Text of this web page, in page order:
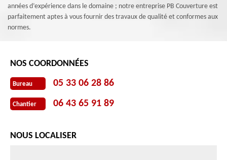
années d’expérience dans le domaine ; notre entreprise PB Couverture est
parfaitement aptes à vous fournir des travaux de qualité et conformes aux
normes.
NOS COORDONNÉES
Bureau 05 33 06 28 86
Chantier 06 43 65 91 89
NOUS LOCALISER